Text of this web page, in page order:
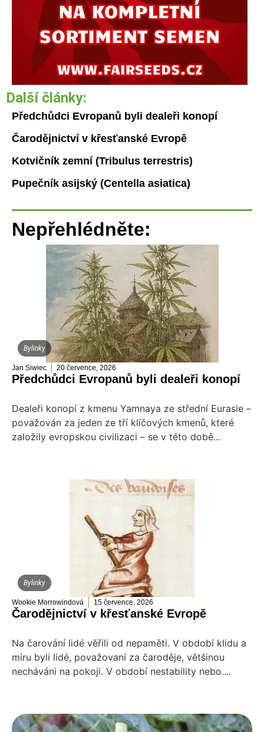
Další články:
Předchůdci Evropanů byli dealeři konopí
Čarodějnictví v křesťanské Evropě
Kotvičník zemní (Tribulus terrestris)
Pupečník asijský (Centella asiatica)
Nepřehlédněte:
Bylinky
Jan Siwiec 20 července, 2026
Předchůdci Evropanů byli dealeři konopí
Dealeři konopí z kmenu Yamnaya ze střední Eurasie –
považován za jeden ze tří klíčových kmenů, které
založily evropskou civilizaci – se v této době...
Bylinky
Wookie Morrowindová 15 července, 2026
Čarodějnictví v křesťanské Evropě
Na čarování lidé věřili od nepaměti. V období klidu a
míru byli lidé, považovaní za čaroděje, většinou
necháváni na pokoji. V období nestability nebo....